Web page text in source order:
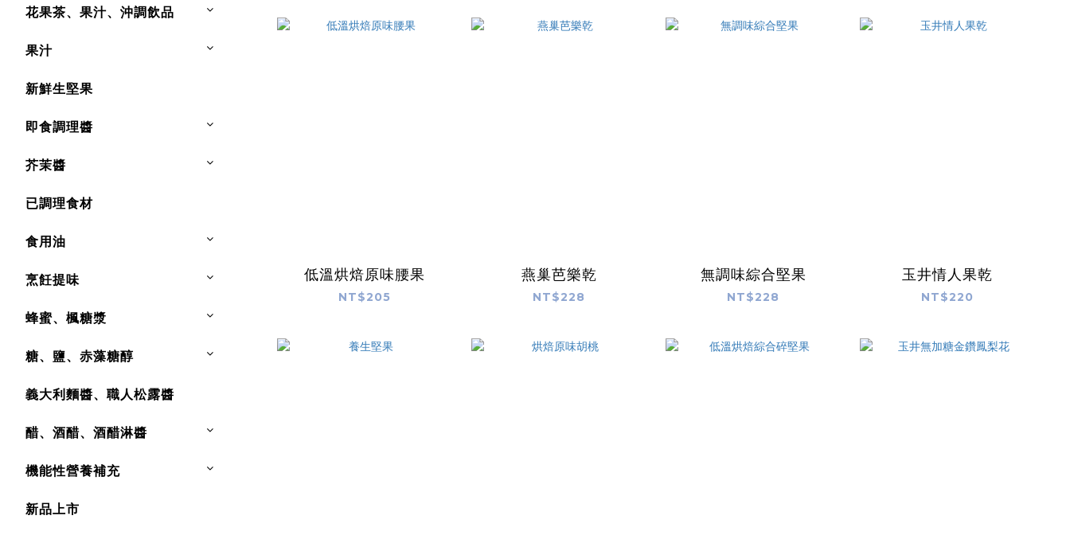
花果茶、果汁、沖調飲品
果汁
新鮮生堅果
即食調理醬
芥茉醬
已調理食材
食用油
烹飪提味
蜂蜜、楓糖漿
糖、鹽、赤藻糖醇
義大利麵醬、職人松露醬
醋、酒醋、酒醋淋醬
機能性營養補充
新品上市
低溫烘焙原味腰果
NT$205
燕巢芭樂乾
NT$228
無調味綜合堅果
NT$228
玉井情人果乾
NT$220